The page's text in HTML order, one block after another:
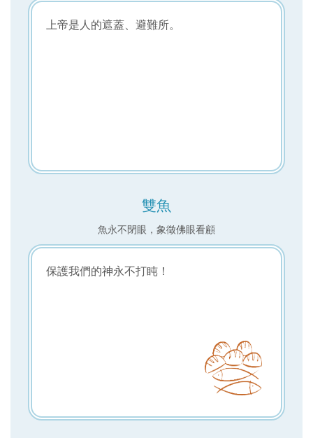
上帝是人的遮蓋、避難所。
雙魚
魚永不閉眼，象徵佛眼看顧
保護我們的神永不打盹！